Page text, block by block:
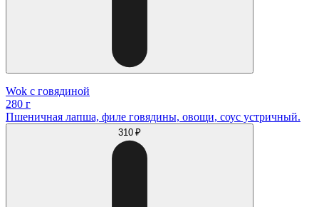
Wok с говядиной
280 г
Пшеничная лапша, филе говядины, овощи, соус устричный.
310 ₽